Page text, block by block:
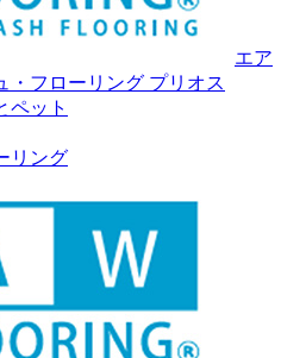
エア
・フローリング プリオス
ペット
リング